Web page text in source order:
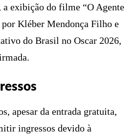
a exibição do filme “O Agente
Kléber Mendonça Filho e
do Brasil no Oscar 2026,
apesar da entrada gratuita,
ingressos devido à